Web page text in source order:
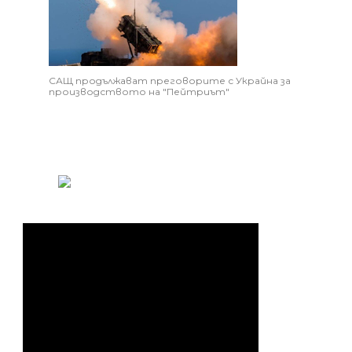
САЩ продължават преговорите с Украйна за
производството на "Пейтриът"